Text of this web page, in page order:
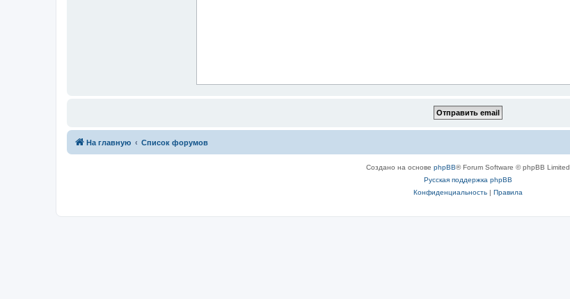
На главную Список форумов
Создано на основе phpBB® Forum Software © phpBB Limited
Русская поддержка phpBB
Конфиденциальность| Правила